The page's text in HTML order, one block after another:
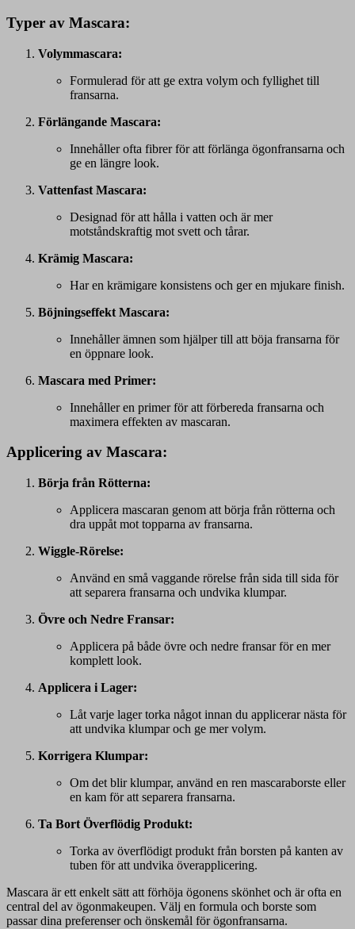
Typer av Mascara:
Volymmascara:
Formulerad för att ge extra volym och fyllighet till
fransarna.
Förlängande Mascara:
Innehåller ofta fibrer för att förlänga ögonfransarna och
ge en längre look.
Vattenfast Mascara:
Designad för att hålla i vatten och är mer
motståndskraftig mot svett och tårar.
Krämig Mascara:
Har en krämigare konsistens och ger en mjukare finish.
Böjningseffekt Mascara:
Innehåller ämnen som hjälper till att böja fransarna för
en öppnare look.
Mascara med Primer:
Innehåller en primer för att förbereda fransarna och
maximera effekten av mascaran.
Applicering av Mascara:
Börja från Rötterna:
Applicera mascaran genom att börja från rötterna och
dra uppåt mot topparna av fransarna.
Wiggle-Rörelse:
Använd en små vaggande rörelse från sida till sida för
att separera fransarna och undvika klumpar.
Övre och Nedre Fransar:
Applicera på både övre och nedre fransar för en mer
komplett look.
Applicera i Lager:
Låt varje lager torka något innan du applicerar nästa för
att undvika klumpar och ge mer volym.
Korrigera Klumpar:
Om det blir klumpar, använd en ren mascaraborste eller
en kam för att separera fransarna.
Ta Bort Överflödig Produkt:
Torka av överflödigt produkt från borsten på kanten av
tuben för att undvika överapplicering.
Mascara är ett enkelt sätt att förhöja ögonens skönhet och är ofta en
central del av ögonmakeupen. Välj en formula och borste som
passar dina preferenser och önskemål för ögonfransarna.